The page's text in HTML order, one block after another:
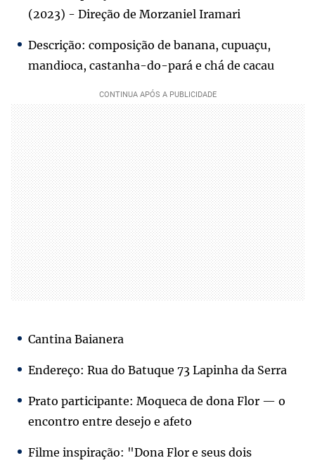
(2023) - Direção de Morzaniel Iramari
Descrição: composição de banana, cupuaçu,
mandioca, castanha-do-pará e chá de cacau
Cantina Baianera
Endereço: Rua do Batuque 73 Lapinha da Serra
Prato participante: Moqueca de dona Flor — o
encontro entre desejo e afeto
Filme inspiração: "Dona Flor e seus dois